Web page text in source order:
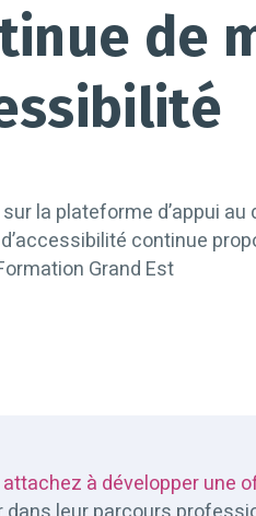
de
la plateforme d’appui au
continue
Grand Est
attachez à développer une